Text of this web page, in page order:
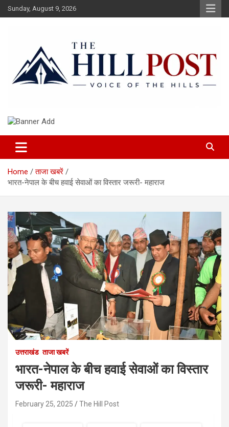
Skip
to
Sunday, August 9, 2026
The Hillpost
Home
ताजा खबरें
भारत-नेपाल के बीच हवाई सेवाओं का विस्तार जरूरी- महाराज
उत्तराखंड ताजा खबरें
भारत-नेपाल के बीच हवाई सेवाओं का विस्तार
जरूरी- महाराज
February 25, 2025 The Hill Post